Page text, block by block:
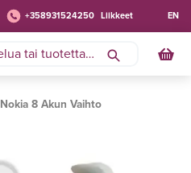
+358931524250 Liikkeet EN
Nokia 8 Akun Vaihto